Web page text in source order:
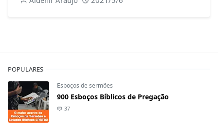
POPULARES
Esboços de sermões
900 Esboços Bíblicos de Pregação
37